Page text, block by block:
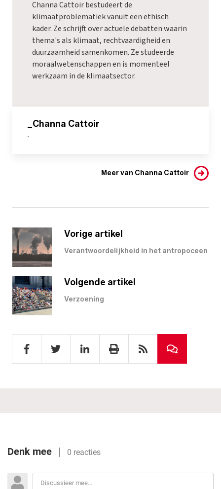
Channa Cattoir bestudeert de
klimaatproblematiek vanuit een ethisch
kader. Ze schrijft over actuele debatten waarin
thema's als klimaat, rechtvaardigheid en
duurzaamheid samenkomen. Ze studeerde
moraalwetenschappen en is momenteel
werkzaam in de klimaatsector.
_Channa Cattoir
-
Meer van Channa Cattoir
Vorige artikel
Verantwoordelijkheid in het antropoceen
Volgende artikel
Verzoening